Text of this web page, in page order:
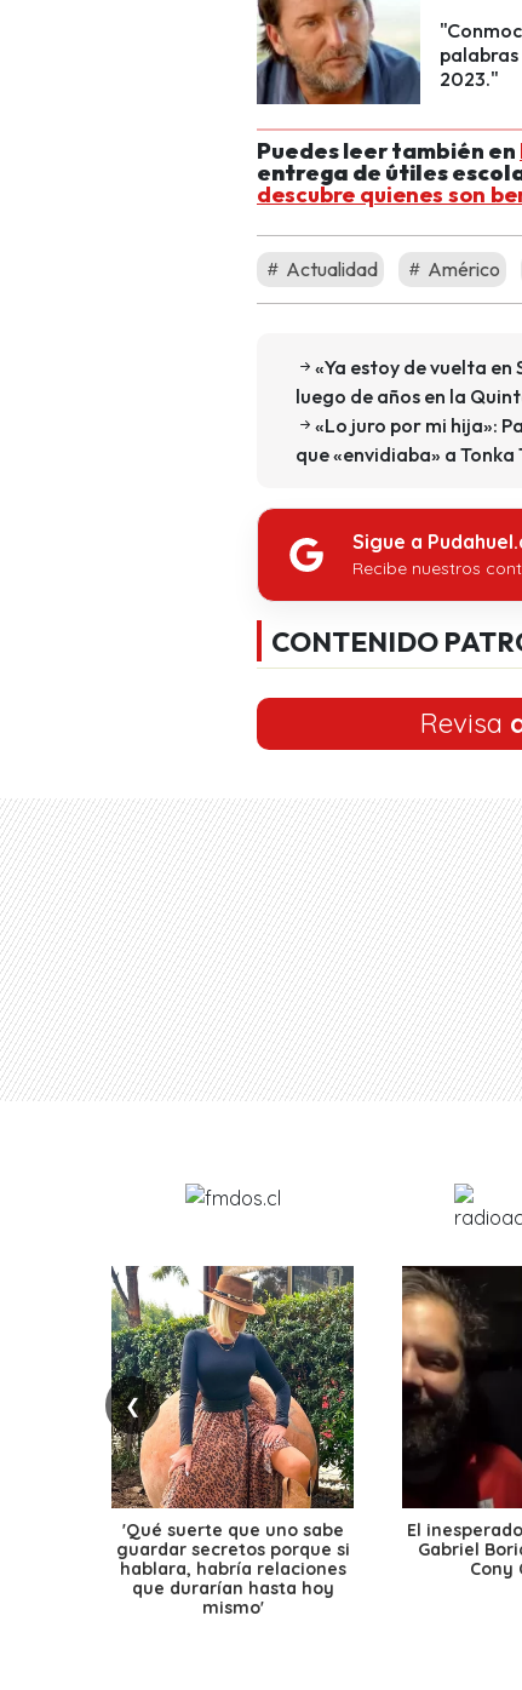
2023."
Puedes leer también en
entrega de útiles
descubre quienes son
Actualidad Américo
«Ya estoy de vuelta
luego de años en la
«Lo juro por mi hija»:
que «envidiaba» a Tonka
Sigue a
Recibe nuestros
CONTENIDO
Revisa
❮
'Qué suerte que uno sabe
guardar secretos porque si
hablara, habría relaciones
que durarían hasta hoy
mismo'
El
Gabriel
Cony